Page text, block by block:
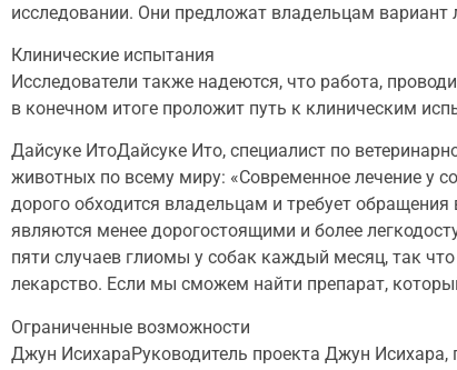
исследовании. Они предложат владельцам
Клинические испытания
Исследователи также надеются, что работа,
в конечном итоге проложит путь к клиническим
Дайсуке ИтоДайсуке Ито, специалист по
животных по всему миру: «Современное лечение у
дорого обходится владельцам и требует
являются менее дорогостоящими и более
пяти случаев глиомы у собак каждый месяц, так
лекарство. Если мы сможем найти препарат,
Ограниченные возможности
Джун ИсихараРуководитель проекта Джун